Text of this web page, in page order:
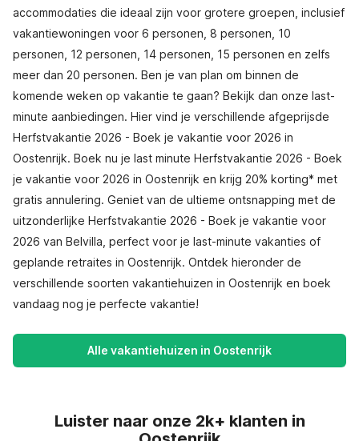
accommodaties die ideaal zijn voor grotere groepen, inclusief
vakantiewoningen voor 6 personen, 8 personen, 10
personen, 12 personen, 14 personen, 15 personen en zelfs
meer dan 20 personen. Ben je van plan om binnen de
komende weken op vakantie te gaan? Bekijk dan onze last-
minute aanbiedingen. Hier vind je verschillende afgeprijsde
Herfstvakantie 2026 - Boek je vakantie voor 2026 in
Oostenrijk. Boek nu je last minute Herfstvakantie 2026 - Boek
je vakantie voor 2026 in Oostenrijk en krijg 20% korting* met
gratis annulering. Geniet van de ultieme ontsnapping met de
uitzonderlijke Herfstvakantie 2026 - Boek je vakantie voor
2026 van Belvilla, perfect voor je last-minute vakanties of
geplande retraites in Oostenrijk. Ontdek hieronder de
verschillende soorten vakantiehuizen in Oostenrijk en boek
vandaag nog je perfecte vakantie!
Alle vakantiehuizen in Oostenrijk
Luister naar onze 2k+ klanten in